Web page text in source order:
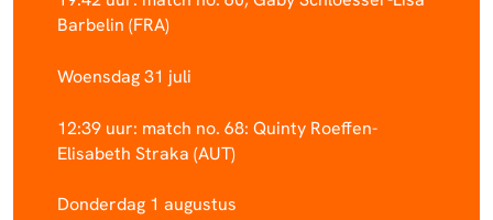
Barbelin (FRA)
Woensdag 31 juli
12:39 uur: match no. 68: Quinty Roeffen-
Elisabeth Straka (AUT)
Donderdag 1 augustus